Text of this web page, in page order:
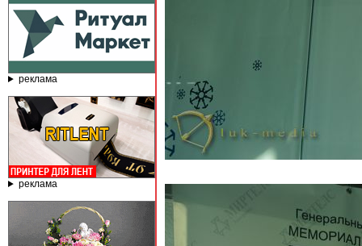
реклама
реклама